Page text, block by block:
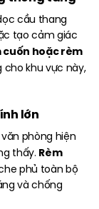
cầu thang
tạo cảm giác
hoặc rèm
khu vực này,
lớn
phòng hiện
thấy. Rèm
phủ toàn bộ
và chống